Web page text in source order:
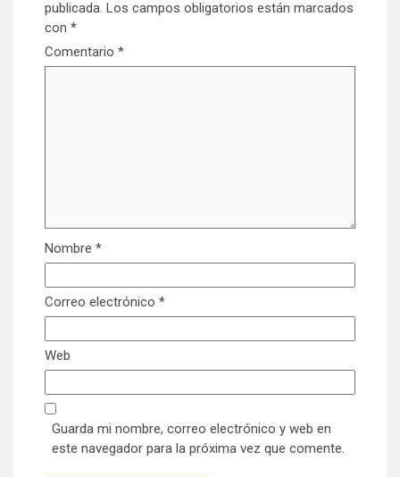
publicada. Los campos obligatorios están marcados
con *
Comentario *
Nombre *
Correo electrónico *
Web
Guarda mi nombre, correo electrónico y web en
este navegador para la próxima vez que comente.